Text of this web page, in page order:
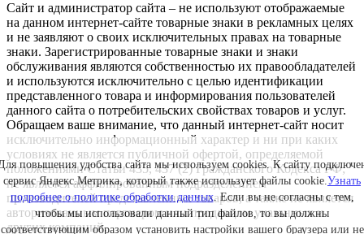
Сайт и администратор сайта – не используют отображаемые
на данном интернет-сайте товарные знаки в рекламных целях
и не заявляют о своих исключительных правах на товарные
знаки. Зарегистрированные товарные знаки и знаки
обслуживания являются собственностью их правообладателей
и используются исключительно с целью идентификации
представленного товара и информирования пользователей
данного сайта о потребительских свойствах товаров и услуг.
Обращаем ваше внимание, что данный интернет-сайт носит
исключительно информационный характер и ни при каких
условиях не является публичной офертой, определяемой
положениями Статьи 435, 437 (2) Гражданского Кодекса РФ;
не является аффилированным подразделением
производителей представленных товаров, а также не является
авторизованным партнером или продавцом указанных и
других компаний.
повышения удобства сайта мы используем cookies. К сайту
сервис Яндекс.Метрика, который также использует файлы cookie.Узнать
подробнее о политике обработки данных. Если вы не согласны с тем,
чтобы мы использовали данный тип файлов, то вы должны
соответствующим образом установить настройки вашего браузера или не